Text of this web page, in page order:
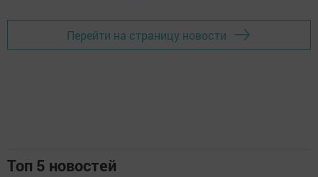
Перейти на страницу новости
Топ 5 новостей